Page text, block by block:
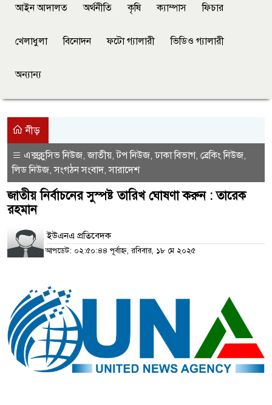
আইন আদালত অর্থনীতি কৃষি ক্যাম্পাস ফিচার
খেলাধুলা বিনোদন ফটো গ্যালারী ভিডিও গ্যালারী
অন্যান্য
নীড়
এক্সক্লুসিভ নিউজ,জাতীয়,টপ নিউজ,ঢাকা বিভাগ, ব্রেকিং নিউজ,
লিড নিউজ,সংগঠন সংবাদ,সারাদেশ
জাতীয় নির্বাচনের সুস্পষ্ট তারিখ ঘোষণা করুন : তারেক
রহমান
ইউএনএ প্রতিবেদক
আপডেট: ০২:৫০:৪৪ পূর্বাহ্ন, রবিবার, ১৮ মে ২০২৫